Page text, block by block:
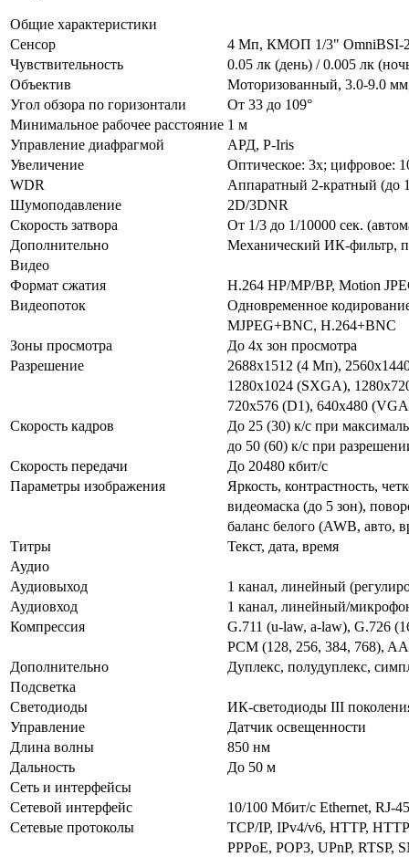
Общие характеристики
Сенсор
4 Мп, КМОП 1/3" OmniBSI-
Чувствительность
0.05 лк (день) / 0.005 лк
Объектив
Моторизованный, 3.0-9.0
Угол обзора по горизонтали
От 33 до 109°
Минимальное рабочее расстояние 1 м
Управление диафрагмой
АРД, P-Iris
Увеличение
Оптическое: 3х; цифровое:
WDR
Аппаратный 2-кратный (до
Шумоподавление
2D/3DNR
Скорость затвора
От 1/3 до 1/10000 сек.
Дополнительно
Механический ИК-фильтр,
Видео
Формат сжатия
H.264 HP/MP/BP, Motion
Видеопоток
Одновременное
MJPEG+BNC, H.264+BNC
Зоны просмотра
До 4х зон просмотра
Разрешение
2688x1512 (4 Мп),
1280x1024 (SXGA),
720x576 (D1), 640x480
Скорость кадров
До 25 (30) к/с при
до 50 (60) к/с при
Скорость передачи
До 20480 кбит/с
Параметры изображения
Яркость, контрастность,
видеомаска (до 5 зон),
баланс белого (AWB, авто,
Титры
Текст, дата, время
Аудио
Аудиовыход
1 канал, линейный
Аудиовход
1 канал, линейный/
Компрессия
G.711 (u-law, a-law), G.726
PCM (128, 256, 384, 768),
Дополнительно
Дуплекс, полудуплекс,
Подсветка
Светодиоды
ИК-светодиоды III
Управление
Датчик освещенности
Длина волны
850 нм
Дальность
До 50 м
Сеть и интерфейсы
Сетевой интерфейс
10/100 Мбит/с Ethernet, RJ-45
Сетевые протоколы
TCP/IP, IPv4/v6, HTTP,
PPPoE, POP3, UPnP,